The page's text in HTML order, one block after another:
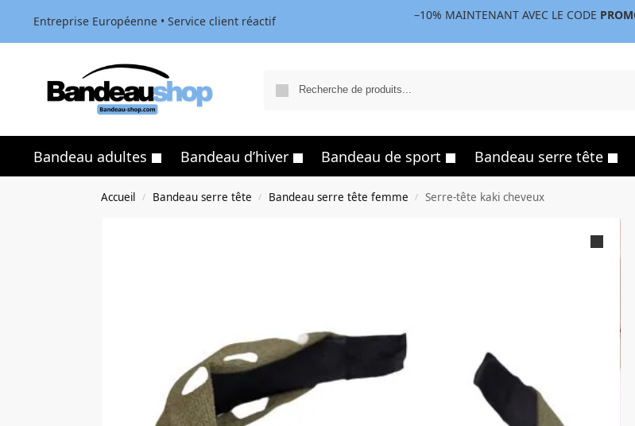
Entreprise Européenne • Service client réactif –10% MAINTENANT AVEC LE CODE
Bandeau adultes Bandeau d’hiver Bandeau de sport Bandeau serre tête
Accueil / Bandeau serre tête / Bandeau serre tête femme / Serre-tête kaki cheveux